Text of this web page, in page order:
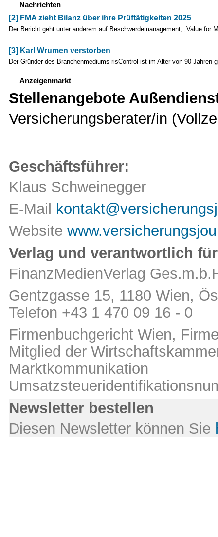
Nachrichten
[2] FMA zieht Bilanz über ihre Prüftätigkeiten 2025
Der Bericht geht unter anderem auf Beschwerdemanagement, „Value
[3] Karl Wrumen verstorben
Der Gründer des Branchenmediums risControl ist im Alter von 90 Jahren
Anzeigenmarkt
Stellenangebote
Versicherungsberater/in
Geschäftsführer:
Klaus Schweinegger
E-Mail
Website
Verlag und verantwortlich
FinanzMedienVerlag
Gentzgasse 15, 1180 Wien,
Telefon +43 1 470 09 16 - 0
Firmenbuchgericht Wien,
Mitglied der
Marktkommunikation
Newsletter bestellen
Diesen Newsletter können Sie